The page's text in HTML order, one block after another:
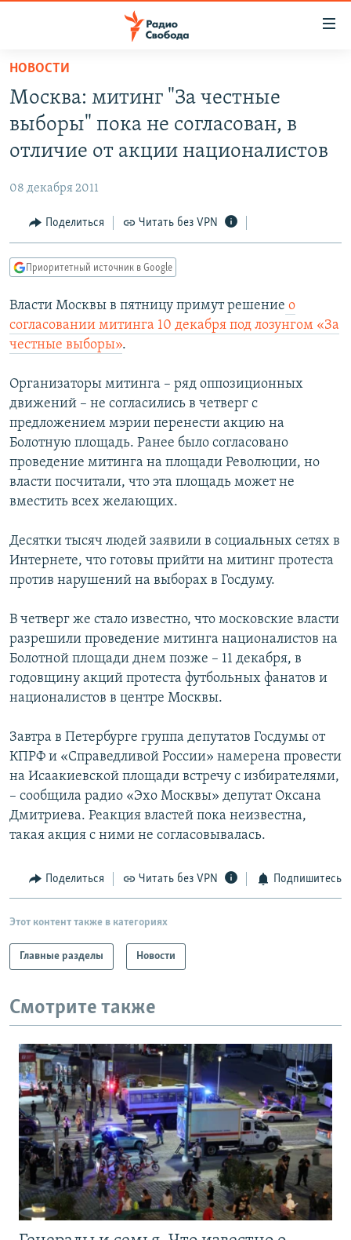
упрощенного
доступа
Вернуться
основному
Вернутся
Вернутся
поиску
ПОДКАСТЫ
АВТОРСКИЕ ПРОЕКТЫ
МНЕНИЯ
КУЛЬТУРА
КАВКАЗ.РЕАЛИИ
СЕВЕР.РЕАЛИИ
СИБИРЬ.РЕАЛИИ
ПОДПИШИТЕСЬ НА РАССЫЛКУ
СОЦИАЛЬНЫЕ СЕТИ
Все сайты РСЕ/РС
НОВОСТИ
Москва: митинг "За честные
выборы" пока не согласован, в
отличие от акции националистов
08 декабря 2011
Поделиться Читать без VPN
Приоритетный источник в Google
Власти Москвы в пятницу примут решение о
согласовании митинга 10 декабря под лозунгом «За
честные выборы».
Организаторы митинга – ряд оппозиционных
движений – не согласились в четверг с
предложением мэрии перенести акцию на
Болотную площадь. Ранее было согласовано
проведение митинга на площади Революции, но
власти посчитали, что эта площадь может не
вместить всех желающих.
Десятки тысяч людей заявили в социальных сетях в
Интернете, что готовы прийти на митинг протеста
против нарушений на выборах в Госдуму.
В четверг же стало известно, что московские власти
разрешили проведение митинга националистов на
Болотной площади днем позже – 11 декабря, в
годовщину акций протеста футбольных фанатов и
националистов в центре Москвы.
Завтра в Петербурге группа депутатов Госдумы от
КПРФ и «Справедливой России» намерена провести
на Исаакиевской площади встречу с избирателями,
– сообщила радио «Эхо Москвы» депутат Оксана
Дмитриева. Реакция властей пока неизвестна,
такая акция с ними не согласовывалась.
Поделиться Читать без VPN Подпишитесь
Этот контент также в категориях
Главные разделы Новости
Смотрите также